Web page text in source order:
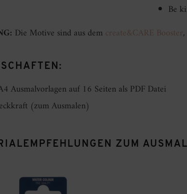
Be
Die Motive sind aus dem create&CARE Booster,
Ausmalvorlagen auf 16 Seiten als PDF Datei
(zum Ausmalen)
ZUM